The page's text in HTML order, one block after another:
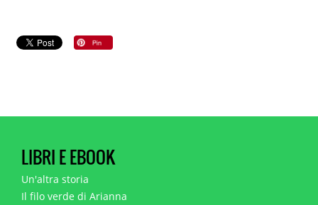
LIBRI E EBOOK
Un'altra storia
Il filo verde di Arianna